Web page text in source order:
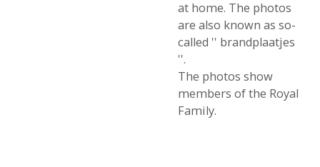
at home. The photos
are also known as so-
called '' brandplaatjes
''.
The photos show
members of the Royal
Family.